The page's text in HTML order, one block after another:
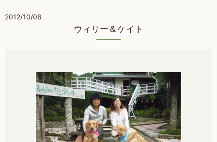
2012/10/06
ウィリー＆ケイト